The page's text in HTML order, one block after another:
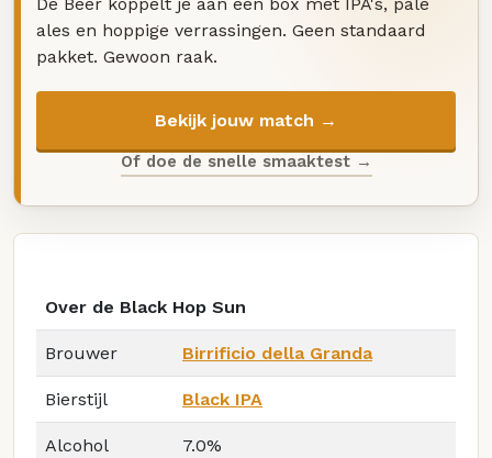
ales en hoppige verrassingen. Geen standaard
pakket. Gewoon raak.
Bekijk jouw match →
Of doe de snelle smaaktest →
Over de Black Hop Sun
Brouwer Birrificio della Granda
Bierstijl Black IPA
Alcohol 7.0%